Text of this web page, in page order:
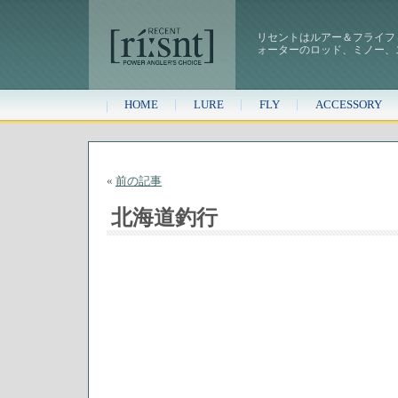
リセントはルアー＆フライ
ォーターのロッド、ミノー
HOME LURE FLY ACCESSORY
« 前の記事
北海道釣行